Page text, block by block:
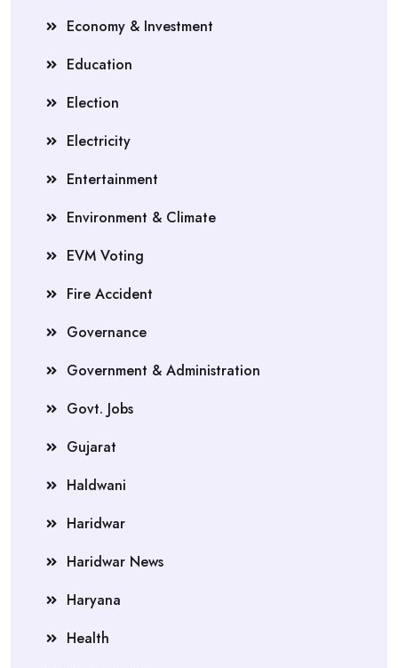
Economy & Investment
Education
Election
Electricity
Entertainment
Environment & Climate
EVM Voting
Fire Accident
Governance
Government & Administration
Govt. Jobs
Gujarat
Haldwani
Haridwar
Haridwar News
Haryana
Health